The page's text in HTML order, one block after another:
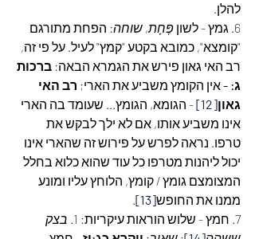
להלן.
6. גמץ - לשון
פֶּחָת, שוחה: הפחת מתורגם
"קומצא", כמובא בקטע "קמץ" לעיל. על פי זה,
רב האי גאון פירש את הגמרא הבאה: ברכות
ג: - אין הקומץ משביע את הארי; רב האי
גאון[12]
- הגומא, הגומץ... שעומד בה הארי
אינו משביע אותו, אם לא ילך לבקש את
טרפו. נראה לפרש על פירוש זה שהארי אינו
יכול ליהנות מטרפו כל עוד שהוא כלוא בחלל
המצומצם גומץ / קומץ, הלוחץ עליו ומונע
ממנו את החופש[13]
.
7. חמץ - שלוש הוראות עיקריות: 1.
בצק